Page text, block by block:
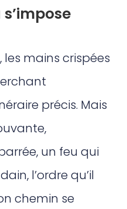
mains crispées
précis. Mais
un feu qui
l’ordre qu’il
chemin se